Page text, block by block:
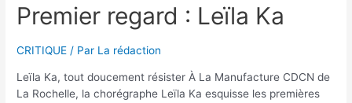
Premier regard : Leïla Ka
CRITIQUE / Par La rédaction
Leïla Ka, tout doucement résister À La Manufacture CDCN de
La Rochelle, la chorégraphe Leïla Ka esquisse les premières